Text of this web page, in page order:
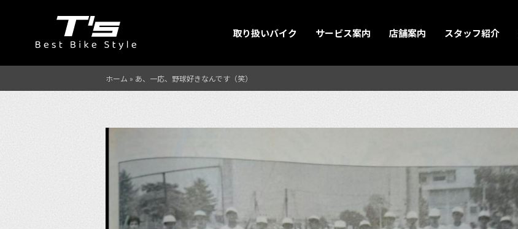
取り扱いバイク サービス案内 店舗案内 スタッフ紹介
ホーム » あ、一応、野球好きなんです（笑）